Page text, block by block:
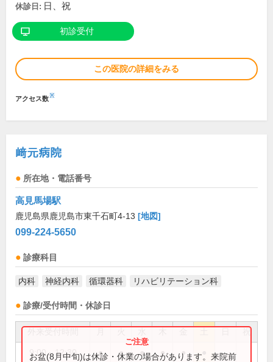
休診日: 日、祝
初診受付
この医院の詳細をみる
アクセス数※
﨑元病院
所在地・電話番号
高見馬場駅
鹿児島県鹿児島市東千石町4-13 [地図]
099-224-5650
診療科目
内科 神経内科 循環器科 リハビリテーション科
診療/受付時間・休診日
祝
9:00～12:30 ● ● ● ● ●
お盆(8月中旬)は休診・休業の場合があります。来院前